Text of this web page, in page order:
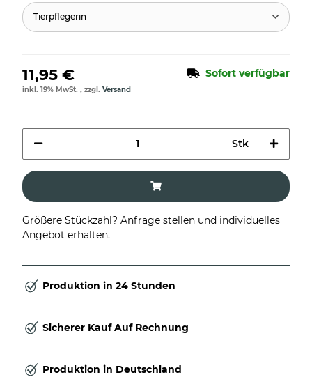
Tierpflegerin
11,95 € Sofort verfügbar
inkl. 19% MwSt. , zzgl. Versand
Stk
Größere Stückzahl? Anfrage stellen und individuelles
Angebot erhalten.
Produktion in 24 Stunden
Sicherer Kauf Auf Rechnung
Produktion in Deutschland